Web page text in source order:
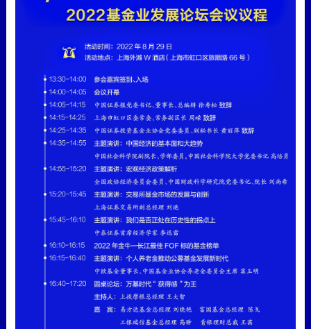
中基协黄丽萍：基金行业仍处于重要的发
展机遇期
08-29 16:05 王宇露 中国证券报·中证网
中基协黄丽萍：四方面努力开创行业高质
量发展新局面
08-29 15:54 王宇露 中国证券报·中证网
中基协黄丽萍：基金行业支持实体经济高
质量发展的功能作用更加突出
08-29 15:54 王宇露 中国证券报·中证网
2022基金业发展论坛29日下午在沪举行
张舒琳 中国证券报·中证网